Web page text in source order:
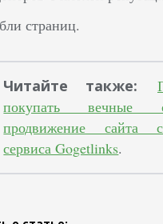
страниц.
Читайте также:
покупать вечные
продвижение сайта
сервиса Gogetlinks.